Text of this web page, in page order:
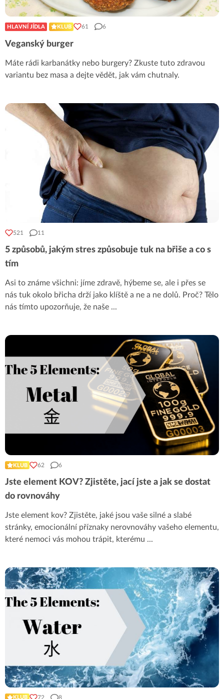
HLAVNÍ JÍDLA KLUB 61 6
Veganský burger
Máte rádi karbanátky nebo burgery? Zkuste tuto zdravou
variantu bez masa a dejte vědět, jak vám chutnaly.
521 11
5 způsobů, jakým stres způsobuje tuk na břiše a co s
tím
Asi to známe všichni: jíme zdravě, hýbeme se, ale i přes se
nás tuk okolo břicha drží jako klíště a ne a ne dolů. Proč? Tělo
nás tímto upozorňuje, že naše ...
KLUB 62 6
Jste element KOV? Zjistěte, jací jste a jak se dostat
do rovnováhy
Jste element kov? Zjistěte, jaké jsou vaše silné a slabé
stránky, emocionální příznaky nerovnováhy vašeho elementu,
které nemoci vás mohou trápit, kterému ...
KLUB 72 8